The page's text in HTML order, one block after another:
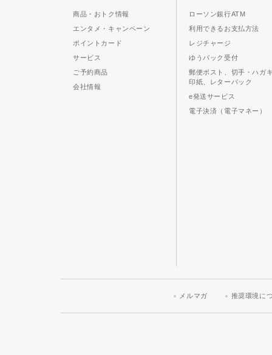
商品・おトク情報
エンタメ・キャンペーン
ポイントカード
サービス
ご予約商品
会社情報
ローソン銀行ATM
利用できるお支払方法
レジチャージ
ゆうパック受付
郵便ポスト、切手・ハガ
印紙、レターパック
e発送サービス
電子決済（電子マネー）
メルマガ 推奨環境に